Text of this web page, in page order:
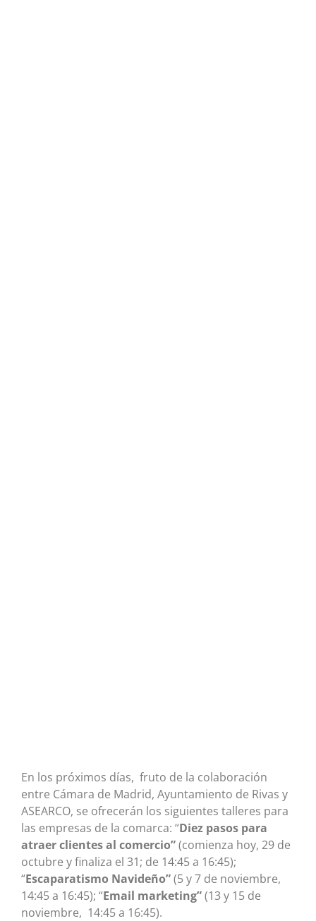
En los próximos días, fruto de la colaboración
entre Cámara de Madrid, Ayuntamiento de Rivas y
ASEARCO, se ofrecerán los siguientes talleres para
las empresas de la comarca: “Diez pasos para
atraer clientes al comercio”(comienza hoy, 29 de
octubre y finaliza el 31; de 14:45 a 16:45);
“Escaparatismo Navideño”(5 y 7 de noviembre,
14:45 a 16:45); “Email marketing”(13 y 15 de
noviembre, 14:45 a 16:45).